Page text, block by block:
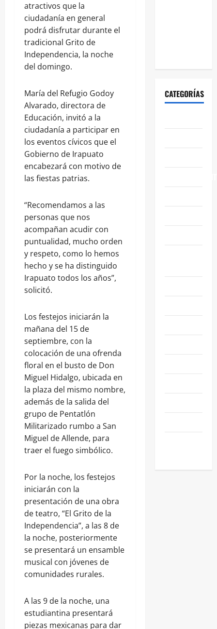
atractivos que la
ciudadanía en general
podrá disfrutar durante el
tradicional Grito de
Independencia, la noche
del domingo.
María del Refugio Godoy
Alvarado, directora de
Educación, invitó a la
ciudadanía a participar en
los eventos cívicos que el
Gobierno de Irapuato
encabezará con motivo de
las fiestas patrias.
“Recomendamos a las
personas que nos
acompañan acudir con
puntualidad, mucho orden
y respeto, como lo hemos
hecho y se ha distinguido
Irapuato todos los años”,
solicitó.
Los festejos iniciarán la
mañana del 15 de
septiembre, con la
colocación de una ofrenda
floral en el busto de Don
Miguel Hidalgo, ubicada en
la plaza del mismo nombre,
además de la salida del
grupo de Pentatlón
Militarizado rumbo a San
Miguel de Allende, para
traer el fuego simbólico.
Por la noche, los festejos
iniciarán con la
presentación de una obra
de teatro, “El Grito de la
Independencia”, a las 8 de
la noche, posteriormente
se presentará un ensamble
musical con jóvenes de
comunidades rurales.
A las 9 de la noche, una
estudiantina presentará
piezas mexicanas para dar
CATEGORÍAS